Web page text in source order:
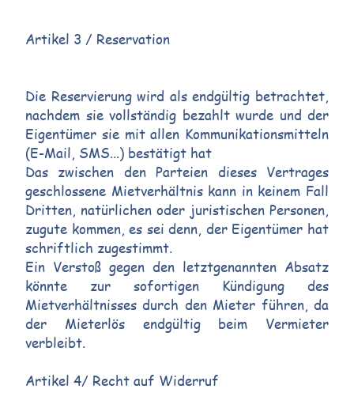
Artikel 3 / Reservation
Die Reservierung wird als endgültig betrachtet,
nachdem sie vollständig bezahlt wurde und der
Eigentümer sie mit allen Kommunikationsmitteln
(E-Mail, SMS...) bestätigt hat
Das zwischen den Parteien dieses Vertrages
geschlossene Mietverhältnis kann in keinem Fall
Dritten, natürlichen oder juristischen Personen,
zugute kommen, es sei denn, der Eigentümer hat
schriftlich zugestimmt.
Ein Verstoß gegen den letztgenannten Absatz
könnte zur sofortigen Kündigung des
Mietverhältnisses durch den Mieter führen, da
der Mieterlös endgültig beim Vermieter
verbleibt.
Artikel 4/ Recht auf Widerruf